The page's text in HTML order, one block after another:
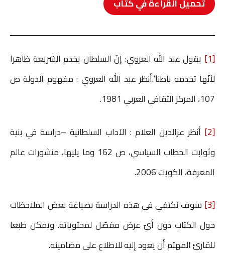
تحميل القراءة في كتاب
[1]
يقول عبد الله العروي: إنّ السلطان يخدم الشريعة ظاهرا
لأنّها تخدمه باطنا”.أنظر عبد الله العروي : مفهوم الدولة ص
107، المركز الثقافي العربي 1981.
[2]
أنظر عزالدين العلام : الآداب السلطانية –دراسة في بنية
وثوابت الخطاب السياسي، ص 162 وما يليها، منشورات عالم
المعرفة، الكويت 2006.
[3]
سوف نكتفي في هذه الدراسة بصياغة بعض الملاحظات
حول الكتاب دون أيّ عرض مفصّل لمحتوياته. ويمكن طبعا
للقارئ المهتم أن يعود إليه للاطلاع على مضامينه.